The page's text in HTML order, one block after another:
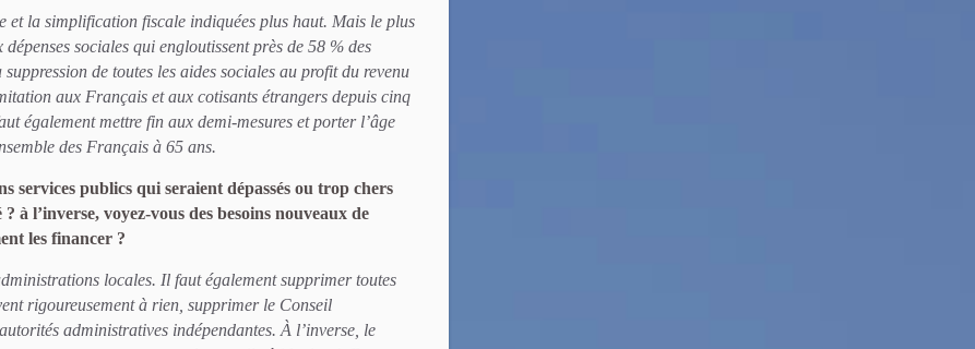
la simplification fiscale indiquées plus haut. Mais le plus
sociales qui engloutissent près de 58 % des
de toutes les aides sociales au profit du revenu
aux Français et aux cotisants étrangers depuis cinq
également mettre fin aux demi-mesures et porter l’âge
des Français à 65 ans.
services publics qui seraient dépassés ou trop chers
à l’inverse, voyez-vous des besoins nouveaux de
les financer ?
locales. Il faut également supprimer toutes
rigoureusement à rien, supprimer le Conseil
administratives indépendantes. À l’inverse, le